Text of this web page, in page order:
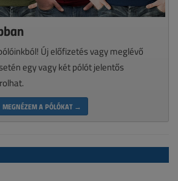
Új előfizetés vagy meglévő
egy vagy két pólót jelentős
MEGNÉZEM A PÓLÓKAT →